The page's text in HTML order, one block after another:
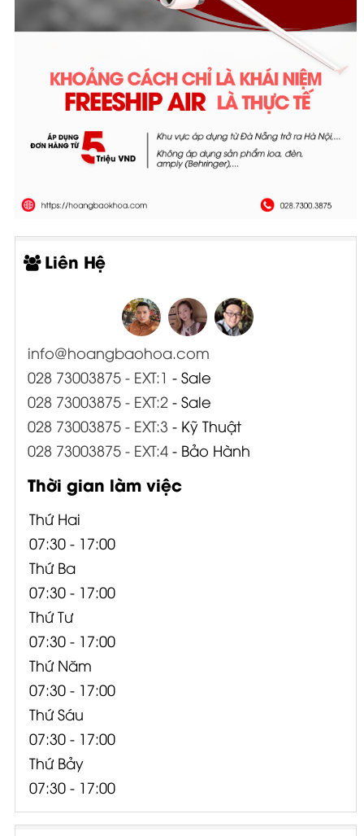
Liên Hệ
info@hoangbaohoa.com
028 73003875 - EXT:1 - Sale
028 73003875 - EXT:2- Sale
028 73003875 - EXT:3 - Kỹ Thuật
028 73003875 - EXT:4- Bảo Hành
Thời gian làm việc
Thứ Hai
07:30 - 17:00
Thứ Ba
07:30 - 17:00
Thứ Tư
07:30 - 17:00
Thứ Năm
07:30 - 17:00
Thứ Sáu
07:30 - 17:00
Thứ Bảy
07:30 - 17:00